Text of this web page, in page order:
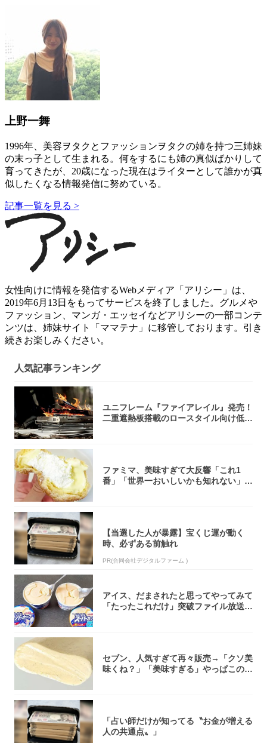
上野一舞
1996年、美容ヲタクとファッションヲタクの姉を持つ三姉妹
の末っ子として生まれる。何をするにも姉の真似ばかりして
育ってきたが、20歳になった現在はライターとして誰かが真
似したくなる情報発信に努めている。
記事一覧を見る >
女性向けに情報を発信するWebメディア「アリシー」は、
2019年6月13日をもってサービスを終了しました。グルメや
ファッション、マンガ・エッセイなどアリシーの一部コンテ
ンツは、姉妹サイト「ママテナ」に移管しております。引き
続きお楽しみください。
人気記事ランキング
ユニフレーム『ファイアレイル』発売！
二重遮熱板搭載のロースタイル向け低型
ファミマ、美味すぎて大反響「これ1
番」「世界一おいしいかも知れない」
【当選した人が暴露】宝くじ運が動く
時、必ずある前触れ
PR(合同会社デジタルファーム )
アイス、だまされたと思ってやってみて
「たったこれだけ」突破ファイル放送で
セブン、人気すぎて再々販売→「クソ美
味くね？」「美味すぎる」やっぱこのク
「占い師だけが知ってる〝お金が増える
人の共通点〟」